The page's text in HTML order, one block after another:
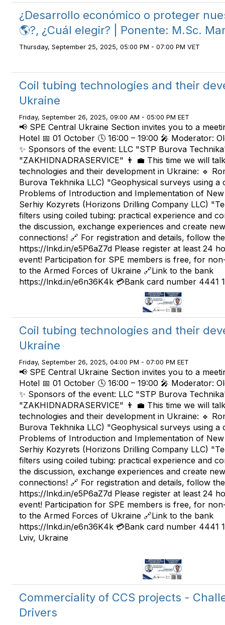
¿Desarrollo económico o proteger
🌎?, ¿Cuál elegir? | Ponente: M.Sc.
Thursday, September 25, 2025, 05:00 PM - 07:00 PM VET
Сoil tubing technologies and their
Ukraine
Friday, September 26, 2025, 09:00 AM - 05:00 PM EET
📢 SPE Central Ukraine Section invites you to a
Hotel 📅 01 October 🕓 16:00 – 19:00 🎤 Moderator:
✨ Sponsors of the event: LLC "STP Burova
"ZAKHIDNADRASERVICE" 👨 💼 This time we will
technologies and their development in Ukraine: 🔹
Burova Tekhnika LLC) "Geophysical surveys using a
Problems of Introduction and Implementation of
Serhiy Kozyrets (Horizons Drilling Company LLC)
filters using coiled tubing: practical experience and
the discussion, exchange experiences and create
connections! 🔗 For registration and details, follow
https://lnkd.in/e5P6aZ7d Please register at least 24
event! Participation for SPE members is free, for
to the Armed Forces of Ukraine 🔗Link to the bank
https://lnkd.in/e6n36K4k 💳Bank card number 4441
Сoil tubing technologies and their
Ukraine
Friday, September 26, 2025, 04:00 PM - 07:00 PM EET
📢 SPE Central Ukraine Section invites you to a
Hotel 📅 01 October 🕓 16:00 – 19:00 🎤 Moderator:
✨ Sponsors of the event: LLC "STP Burova
"ZAKHIDNADRASERVICE" 👨 💼 This time we will
technologies and their development in Ukraine: 🔹
Burova Tekhnika LLC) "Geophysical surveys using a
Problems of Introduction and Implementation of
Serhiy Kozyrets (Horizons Drilling Company LLC)
filters using coiled tubing: practical experience and
the discussion, exchange experiences and create
connections! 🔗 For registration and details, follow
https://lnkd.in/e5P6aZ7d Please register at least 24
event! Participation for SPE members is free, for
to the Armed Forces of Ukraine 🔗Link to the bank
https://lnkd.in/e6n36K4k 💳Bank card number 4441
Lviv, Ukraine
Commerciality of CCS projects -
Drivers